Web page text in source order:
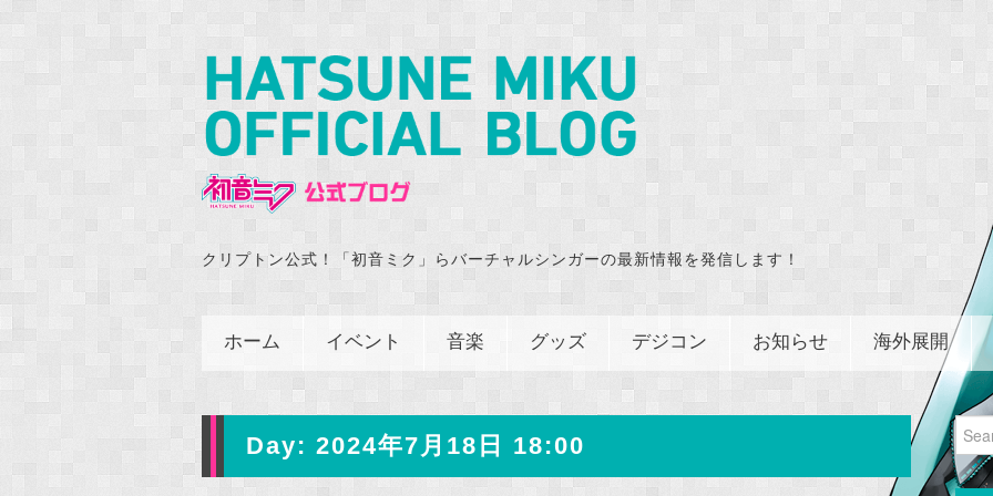
クリプトン公式！「初音ミク」らバーチャルシンガーの最新情報を発信します！
ホーム イベント 音楽 グッズ デジコン お知らせ 海外展開
Day: 2024年7月18日 18:00
for: